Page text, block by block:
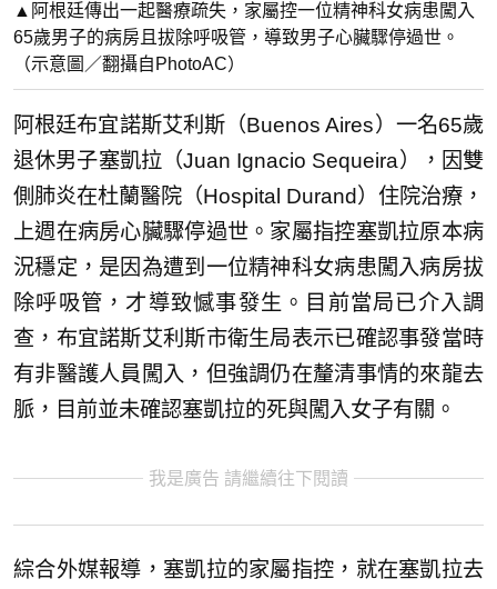
▲阿根廷傳出一起醫療疏失，家屬控一位精神科女病患闖入
65歲男子的病房且拔除呼吸管，導致男子心臟驟停過世。
（示意圖／翻攝自PhotoAC）
阿根廷布宜諾斯艾利斯（Buenos Aires）一名65歲
退休男子塞凱拉（Juan Ignacio Sequeira），因雙
側肺炎在杜蘭醫院（Hospital Durand）住院治療，
上週在病房心臟驟停過世。家屬指控塞凱拉原本病
況穩定，是因為遭到一位精神科女病患闖入病房拔
除呼吸管，才導致憾事發生。目前當局已介入調
查，布宜諾斯艾利斯市衛生局表示已確認事發當時
有非醫護人員闖入，但強調仍在釐清事情的來龍去
脈，目前並未確認塞凱拉的死與闖入女子有關。
我是廣告 請繼續往下閱讀
綜合外媒報導，塞凱拉的家屬指控，就在塞凱拉去